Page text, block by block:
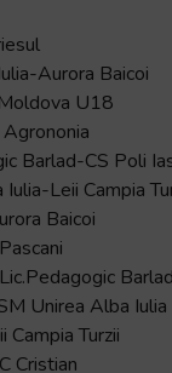
Aurora Baicoi
U18
Agrononia
Barlad-CS Poli
Leii Campia
Baicoi
Barlad
Unirea Alba Iulia
Campia Turzii
Cristian